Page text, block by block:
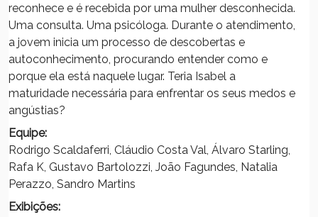
reconhece e é recebida por uma mulher desconhecida.
Uma consulta. Uma psicóloga. Durante o atendimento,
a jovem inicia um processo de descobertas e
autoconhecimento, procurando entender como e
porque ela está naquele lugar. Teria Isabel a
maturidade necessária para enfrentar os seus medos e
angústias?
Equipe:
Rodrigo Scaldaferri, Cláudio Costa Val, Álvaro Starling,
Rafa K, Gustavo Bartolozzi, João Fagundes, Natalia
Perazzo, Sandro Martins
Exibições: